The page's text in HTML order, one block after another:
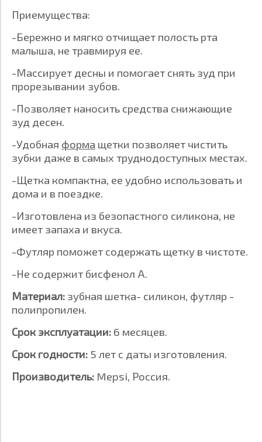
Приемущества:
-Бережно и мягко отчищает полость рта
малыша, не травмируя ее.
-Массирует десны и помогает снять зуд при
прорезывании зубов.
-Позволяет наносить средства снижающие
зуд десен.
-Удобная форма щетки позволяет чистить
зубки даже в самых труднодоступных местах.
-Щетка компактна, ее удобно использовать и
дома и в поездке.
-Изготовлена из безопастного силикона, не
имеет запаха и вкуса.
-Футляр поможет содержать щетку в чистоте.
-Не содержит бисфенол А.
Материал: зубная шетка- силикон, футляр -
полипропилен.
Срок эксплуатации: 6 месяцев.
Срок годности: 5 лет с даты изготовления.
Производитель: Mepsi, Россия.